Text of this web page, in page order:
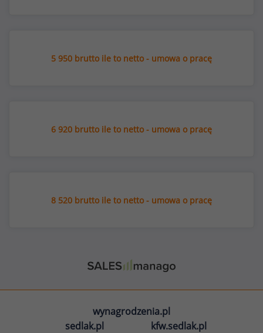
5 950 brutto ile to netto - umowa o pracę
6 920 brutto ile to netto - umowa o pracę
8 520 brutto ile to netto - umowa o pracę
wynagrodzenia.pl
sedlak.pl
kfw.sedlak.pl